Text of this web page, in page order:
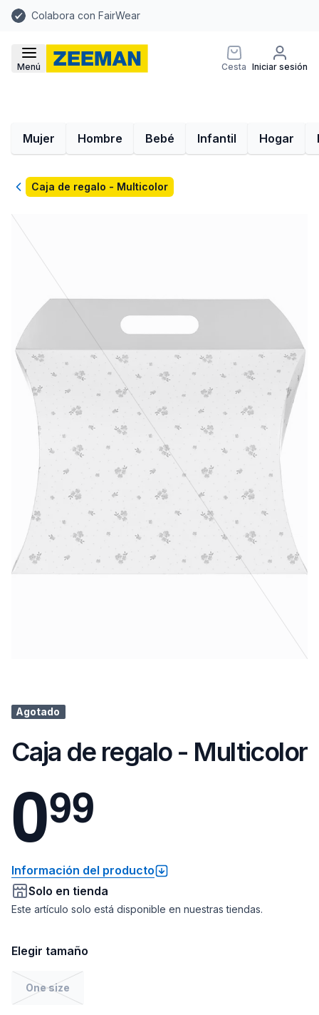
Colabora con FairWear
Menú Cesta Iniciar sesión
Mujer Hombre Bebé Infantil Hogar
VolverCaja de regalo - Multicolor
Agotado
Caja de regalo - Multicolor
099
Información del producto
Solo en tienda
Este artículo solo está disponible en nuestras tiendas.
Elegir tamaño
One size